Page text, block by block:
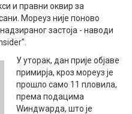
и правни оквир за
Мореуз није поново
застоја - наводи
У уторак, дан прије објаве
примирја, кроз мореуз је
прошло само 11 пловила,
према подацима
Wиндwарда, што је